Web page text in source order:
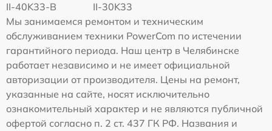
II-40K33-B
II-30K33
Мы занимаемся ремонтом и техническим
обслуживанием техники PowerCom по истечении
гарантийного периода. Наш центр в Челябинске
работает независимо и не имеет официальной
авторизации от производителя. Цены на ремонт,
указанные на сайте, носят исключительно
ознакомительный характер и не являются публичной
офертой согласно п. 2 ст. 437 ГК РФ. Названия и